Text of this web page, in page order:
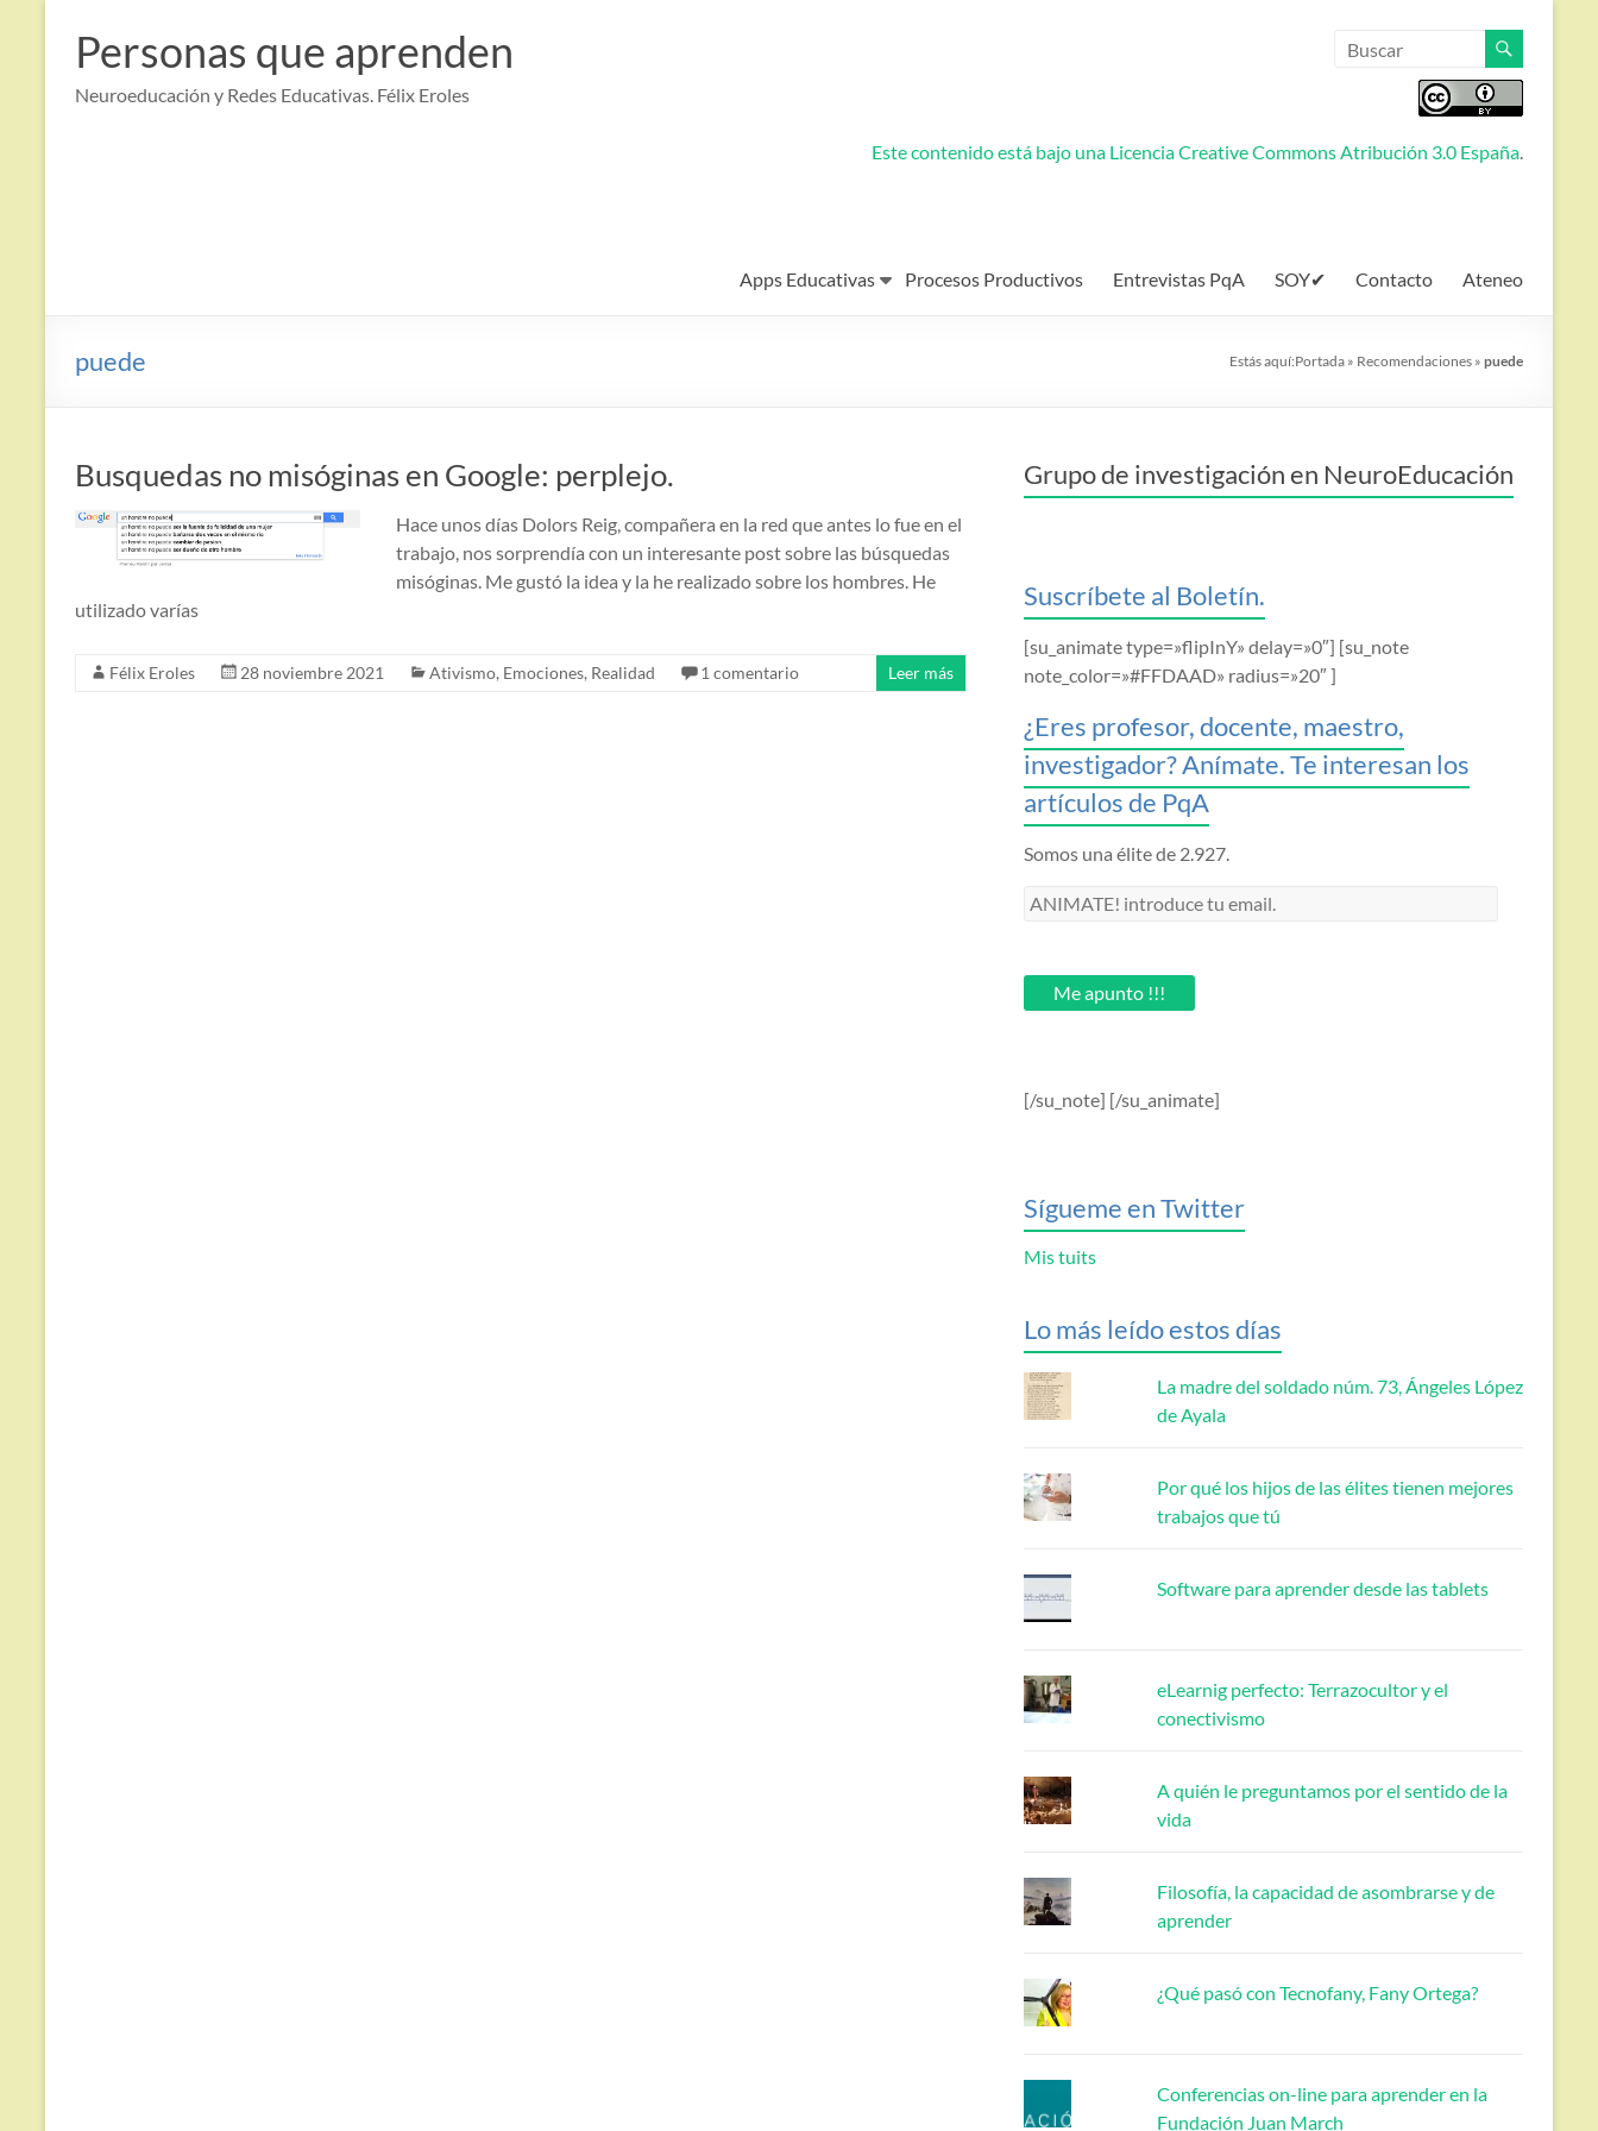
contenido
Personas que aprenden
Neuroeducación y Redes Educativas. Félix Eroles
Este contenido está bajo una Licencia Creative Commons Atribución 3.0 España.
Apps Educativas Procesos Productivos Entrevistas PqA SOY✔ Contacto Ateneo
puede Estás aquí:Portada » Recomendaciones » puede
Busquedas no misóginas en Google: perplejo.
Hace unos días Dolors Reig, compañera en la red que antes lo fue en el
trabajo, nos sorprendía con un interesante post sobre las búsquedas
misóginas. Me gustó la idea y la he realizado sobre los hombres. He
utilizado varías
Félix Eroles 28 noviembre 2021 Ativismo, Emociones, Realidad 1 comentario Leer más
Grupo de investigación en NeuroEducación
Suscríbete al Boletín.
[su_animate type=»flipInY» delay=»0″] [su_note
note_color=»#FFDAAD» radius=»20″ ]
¿Eres profesor, docente, maestro,
investigador? Anímate. Te interesan los
artículos de PqA
Somos una élite de 2.927.
ANIMATE!
email.Me apunto !!!
[/su_note] [/su_animate]
Sígueme en Twitter
Mis tuits
Lo más leído estos días
La madre del soldado núm. 73, Ángeles López
de Ayala
Por qué los hijos de las élites tienen mejores
trabajos que tú
Software para aprender desde las tablets
eLearnig perfecto: Terrazocultor y el
conectivismo
A quién le preguntamos por el sentido de la
vida
Filosofía, la capacidad de asombrarse y de
aprender
¿Qué pasó con Tecnofany, Fany Ortega?
Conferencias on-line para aprender en la
Fundación Juan March